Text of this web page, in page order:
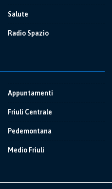
Salute
Radio Spazio
Appuntamenti
Friuli Centrale
Pedemontana
Medio Friuli